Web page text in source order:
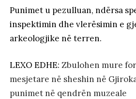
Punimet u pezulluan, ndërsa
inspektimin dhe vlerësimin e
arkeologjike në terren.
LEXO EDHE: Zbulohen mure
mesjetare në sheshin në
punimet në qendrën muzeale